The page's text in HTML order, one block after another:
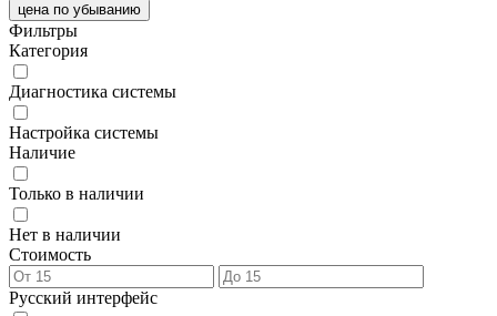
цена по убыванию
Фильтры
Категория
Диагностика системы
Настройка системы
Наличие
Только в наличии
Нет в наличии
Стоимость
Русский интерфейс